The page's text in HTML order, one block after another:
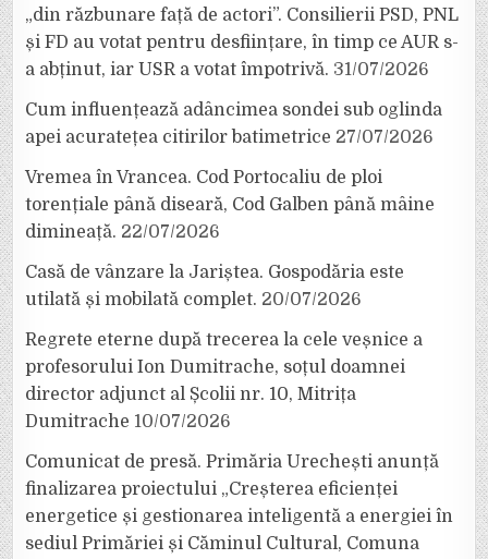
„din răzbunare față de actori”. Consilierii PSD, PNL
și FD au votat pentru desființare, în timp ce AUR s-
a abținut, iar USR a votat împotrivă. 31/07/2026
Cum influențează adâncimea sondei sub oglinda
apei acuratețea citirilor batimetrice 27/07/2026
Vremea în Vrancea. Cod Portocaliu de ploi
torențiale până diseară, Cod Galben până mâine
dimineață. 22/07/2026
Casă de vânzare la Jariștea. Gospodăria este
utilată și mobilată complet. 20/07/2026
Regrete eterne după trecerea la cele veșnice a
profesorului Ion Dumitrache, soțul doamnei
director adjunct al Școlii nr. 10, Mitrița
Dumitrache 10/07/2026
Comunicat de presă. Primăria Urechești anunță
finalizarea proiectului „Creșterea eficienței
energetice și gestionarea inteligentă a energiei în
sediul Primăriei și Căminul Cultural, Comuna